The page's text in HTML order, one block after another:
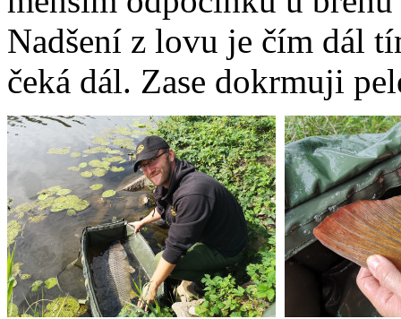
Nadšení z lovu je čím dál
čeká dál. Zase dokrmuji